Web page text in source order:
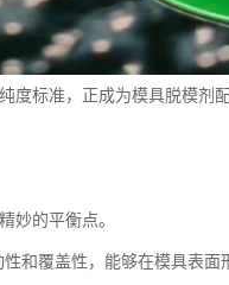
度标准，正成为模具脱模剂
妙的平衡点。
和覆盖性，能够在模具表面